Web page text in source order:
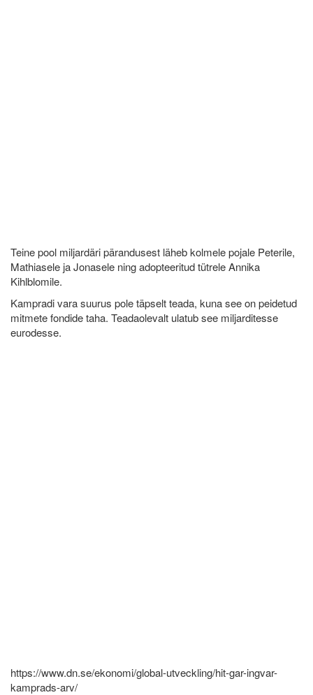
Teine pool miljardäri pärandusest läheb kolmele pojale Peterile,
Mathiasele ja Jonasele ning adopteeritud tütrele Annika
Kihlblomile.
Kampradi vara suurus pole täpselt teada, kuna see on peidetud
mitmete fondide taha. Teadaolevalt ulatub see miljarditesse
eurodesse.
https://www.dn.se/ekonomi/global-utveckling/hit-gar-ingvar-
kamprads-arv/